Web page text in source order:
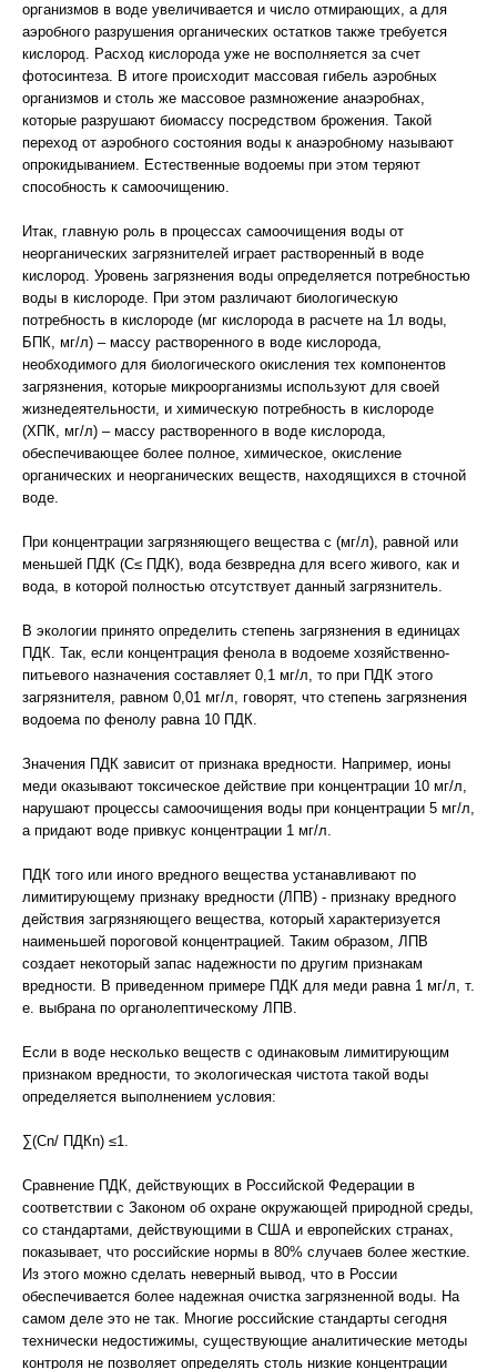
организмов в воде увеличивается и число отмирающих, а для
аэробного разрушения органических остатков также требуется
кислород. Расход кислорода уже не восполняется за счет
фотосинтеза. В итоге происходит массовая гибель аэробных
организмов и столь же массовое размножение анаэробнах,
которые разрушают биомассу посредством брожения. Такой
переход от аэробного состояния воды к анаэробному называют
опрокидыванием. Естественные водоемы при этом теряют
способность к самоочищению.
Итак, главную роль в процессах самоочищения воды от
неорганических загрязнителей играет растворенный в воде
кислород. Уровень загрязнения воды определяется потребностью
воды в кислороде. При этом различают биологическую
потребность в кислороде (мг кислорода в расчете на 1л воды,
БПК, мг/л) – массу растворенного в воде кислорода,
необходимого для биологического окисления тех компонентов
загрязнения, которые микроорганизмы используют для своей
жизнедеятельности, и химическую потребность в кислороде
(ХПК, мг/л) – массу растворенного в воде кислорода,
обеспечивающее более полное, химическое, окисление
органических и неорганических веществ, находящихся в сточной
воде.
При концентрации загрязняющего вещества с (мг/л), равной или
меньшей ПДК (С≤ ПДК), вода безвредна для всего живого, как и
вода, в которой полностью отсутствует данный загрязнитель.
В экологии принято определить степень загрязнения в единицах
ПДК. Так, если концентрация фенола в водоеме хозяйственно-
питьевого назначения составляет 0,1 мг/л, то при ПДК этого
загрязнителя, равном 0,01 мг/л, говорят, что степень загрязнения
водоема по фенолу равна 10 ПДК.
Значения ПДК зависит от признака вредности. Например, ионы
меди оказывают токсическое действие при концентрации 10 мг/л,
нарушают процессы самоочищения воды при концентрации 5 мг/л,
а придают воде привкус концентрации 1 мг/л.
ПДК того или иного вредного вещества устанавливают по
лимитирующему признаку вредности (ЛПВ) - признаку вредного
действия загрязняющего вещества, который характеризуется
наименьшей пороговой концентрацией. Таким образом, ЛПВ
создает некоторый запас надежности по другим признакам
вредности. В приведенном примере ПДК для меди равна 1 мг/л, т.
е. выбрана по органолептическому ЛПВ.
Если в воде несколько веществ с одинаковым лимитирующим
признаком вредности, то экологическая чистота такой воды
определяется выполнением условия:
∑(Сn/ ПДКn) ≤1.
Сравнение ПДК, действующих в Российской Федерации в
соответствии с Законом об охране окружающей природной среды,
со стандартами, действующими в США и европейских странах,
показывает, что российские нормы в 80% случаев более жесткие.
Из этого можно сделать неверный вывод, что в России
обеспечивается более надежная очистка загрязненной воды. На
самом деле это не так. Многие российские стандарты сегодня
технически недостижимы, существующие аналитические методы
контроля не позволяет определять столь низкие концентрации